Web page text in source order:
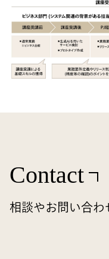
Contact
相談やお問い合わ